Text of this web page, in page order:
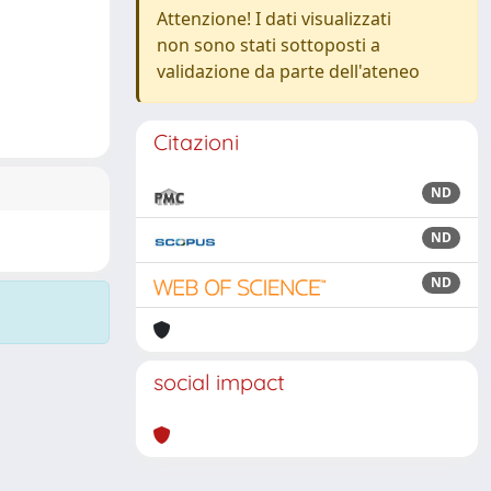
Attenzione! I dati visualizzati
non sono stati sottoposti a
validazione da parte dell'ateneo
Citazioni
ND
ND
ND
social impact